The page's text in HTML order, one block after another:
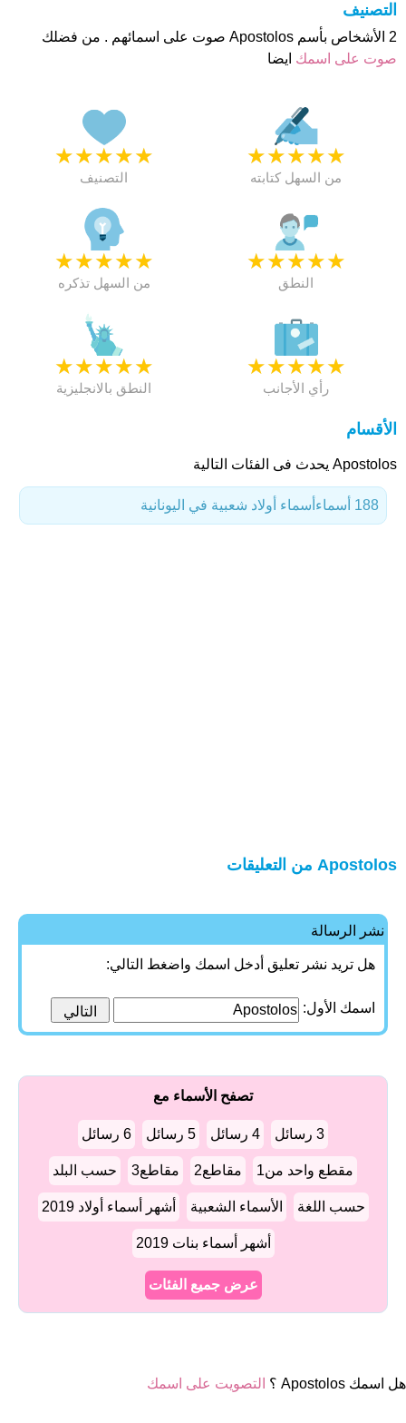
التصنيف
2 الأشخاص بأسم Apostolos صوت على اسمائهم . من فضلك
صوت على اسمك ايضا
★
★
★
★
★
التصنيف
★
★
★
★
★
من السهل كتابته
★
★
★
★
★
من السهل تذكره
★
★
★
★
★
النطق
★
★
★
★
★
النطق بالانجليزية
★
★
★
★
★
رأي الأجانب
الأقسام
Apostolos يحدث فى الفئات التالية
أسماء أولاد شعبية في اليونانية 188 أسماء
Apostolos من التعليقات
نشر الرسالة
هل تريد نشر تعليق أدخل اسمك واضغط التالي:
اسمك الأول:
تصفح الأسماء مع
3 رسائل 4 رسائل 5 رسائل 6 رسائل
مقطع واحد من1 مقاطع2 مقاطع3 حسب البلد
حسب اللغة الأسماء الشعبية أشهر أسماء أولاد 2019
أشهر أسماء بنات 2019
عرض جميع الفئات
هل اسمك Apostolos ؟ التصويت على اسمك